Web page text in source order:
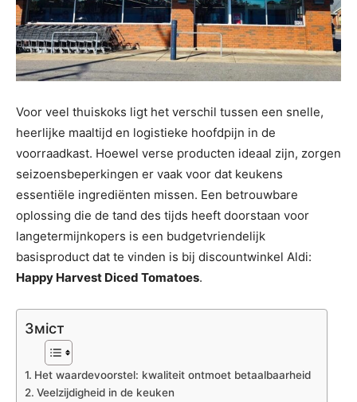
Voor veel thuiskoks ligt het verschil tussen een snelle,
heerlijke maaltijd en logistieke hoofdpijn in de
voorraadkast. Hoewel verse producten ideaal zijn, zorgen
seizoensbeperkingen er vaak voor dat keukens
essentiële ingrediënten missen. Een betrouwbare
oplossing die de tand des tijds heeft doorstaan ​​voor
langetermijnkopers is een budgetvriendelijk
basisproduct dat te vinden is bij discountwinkel Aldi:
Happy Harvest Diced Tomatoes.
Зміст
Het waardevoorstel: kwaliteit ontmoet betaalbaarheid
Veelzijdigheid in de keuken